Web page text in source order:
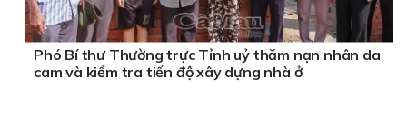
Phó Bí thư Thường trực Tỉnh uỷ thăm nạn nhân da
cam và kiểm tra tiến độ xây dựng nhà ở